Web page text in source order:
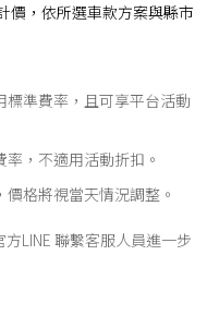
價，依所選車款方案與縣市
標準費率，且可享平台活動
，不適用活動折扣。
格將視當天情況調整。
LINE 聯繫客服人員進一步